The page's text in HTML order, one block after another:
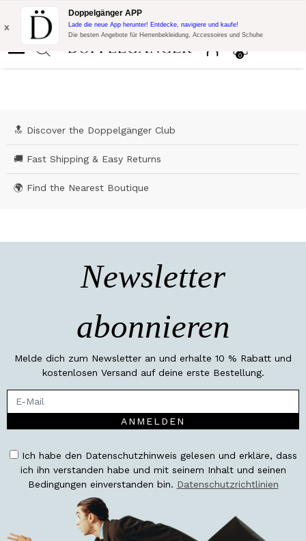
Blitzangebot:
10% Extra-Rabatt auf 300$ Einkauf mit Code:
DOPPEL300
0
x
Doppelgänger APP
Lade die neue App herunter! Entdecke, navigiere und kaufe!
Die besten Angebote für Herrenbekleidung, Accessoires und Schuhe
🔝 Discover the Doppelgänger Club
🚚 Fast Shipping & Easy Returns
🌍 Find the Nearest Boutique
Newsletter
abonnieren
Melde dich zum Newsletter an und erhalte 10 % Rabatt und
kostenlosen Versand auf deine erste Bestellung.
ANMELDEN
Ich habe den Datenschutzhinweis gelesen und erkläre, dass
ich ihn verstanden habe und mit seinem Inhalt und seinen
Bedingungen einverstanden bin. Datenschutzrichtlinien